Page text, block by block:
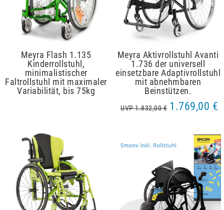
Meyra Flash 1.135
Kinderrollstuhl,
minimalistischer
Faltrollstuhl mit maximaler
Variabilität, bis 75kg
Meyra Aktivrollstuhl Avanti
1.736 der universell
einsetzbare Adaptivrollstuhl
mit abnehmbaren
Beinstützen.
UVP 1.832,00 € 1.769,00 €